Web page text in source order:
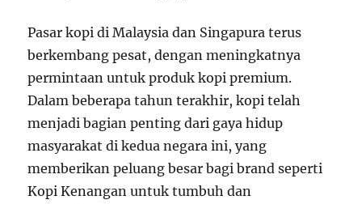
Pasar kopi di Malaysia dan Singapura terus
berkembang pesat, dengan meningkatnya
permintaan untuk produk kopi premium.
Dalam beberapa tahun terakhir, kopi telah
menjadi bagian penting dari gaya hidup
masyarakat di kedua negara ini, yang
memberikan peluang besar bagi brand seperti
Kopi Kenangan untuk tumbuh dan